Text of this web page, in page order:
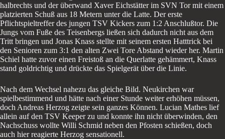
halbrechts und der überwand Xaver Eichstätter im SVN Tor mit einem
platzierten Schuß aus 18 Metern unter die Latte. Der erste
Pflichtspieltreffer des jungen TSV Kickers zum 1:2 Anschlußtor. Die
Jungs vom Fuße des Teisenbergs ließen sich dadurch nicht aus dem
Tritt bringen und Jonas Knass stellte mit seinem ersten Hatttrick bei
den Senioren zum 3:1 den alten Zwei Tore Abstand wieder her. Martin
Schiel hatte zuvor einen Freistoß an die Querlatte gehämmert, Knass
stand goldrichtig und drückte das Spielgerät über die Linie.
Nach dem Wechsel nahezu das gleiche Bild. Neukirchen war
spielbestimmend und hätte nach einer Stunde weiter erhöhen müssen,
doch Andreas Herzog zeigte sein ganzes Können. Lucian Mathes lief
allein auf den TSV Keeper zu und konnte ihn nicht überwinden, den
Nachschuss wollte Willi Schmid neben den Pfosten schießen, doch
auch hier reagierte Herzog sensationell.